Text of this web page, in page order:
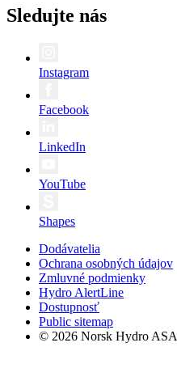
Sledujte nás
Instagram
Facebook
LinkedIn
YouTube
Shapes
Dodávatelia
Ochrana osobných údajov
Zmluvné podmienky
Hydro AlertLine
Dostupnosť
Public sitemap
© 2026 Norsk Hydro ASA